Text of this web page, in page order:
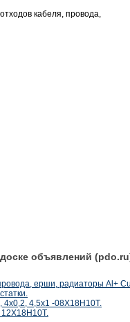
кабеля, провода,
объявлений
ерши, радиаторы Al+ Cu
4х0,2, 4,5х1 -08Х18Н10Т.